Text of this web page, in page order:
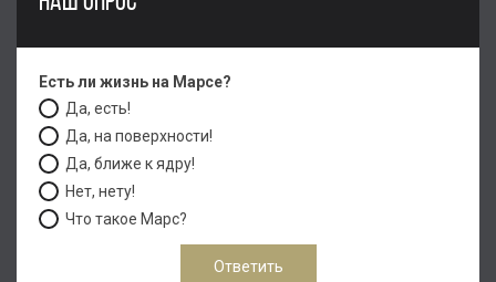
Есть ли жизнь на Марсе?
Да, есть!
Да, на поверхности!
Да, ближе к ядру!
Нет, нету!
Что такое Марс?